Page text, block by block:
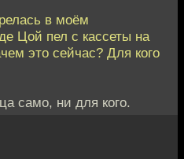
в моём
Цой пел с кассеты на
это сейчас? Для кого
само, ни для кого.